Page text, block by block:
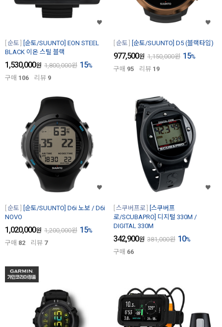
순토
[순토/SUUNTO] EON STEEL
BLACK 이온 스틸 블랙
1,530,000원 1,800,000원 15%
구매 106 리뷰 9
순토 [순토/SUUNTO] D5 (블랙타입)
977,500원 1,150,000원 15%
구매 95 리뷰 19
순토
[순토/SUUNTO] D6i 노보 / D6i
NOVO
1,020,000원 1,200,000원 15%
구매 82 리뷰 7
스쿠버프로
[스쿠버프
로/SCUBAPRO] 디지털 330M /
DIGITAL 330M
342,900원 381,000원 10%
구매 66